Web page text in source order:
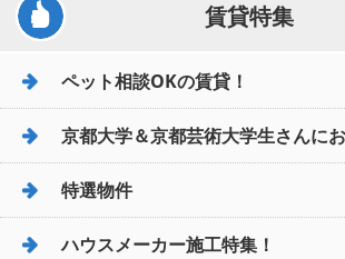
賃貸特集
ペット相談OKの賃貸！
京都大学＆京都芸術大学生さんに
特選物件
ハウスメーカー施工特集！